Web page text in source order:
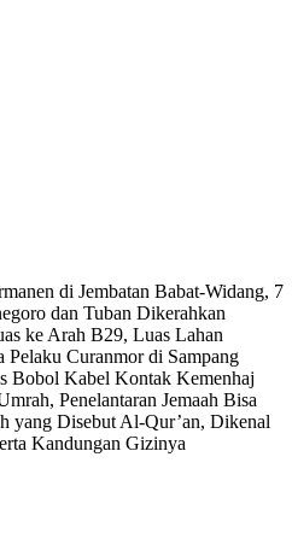
di Jembatan Babat-Widang, 7
dan Tuban Dikerahkan
ke Arah B29, Luas Lahan
Pelaku Curanmor di Sampang
Bobol Kabel Kontak Kemenhaj
Penelantaran Jemaah Bisa
yang Disebut Al-Qur’an, Dikenal
Kandungan Gizinya